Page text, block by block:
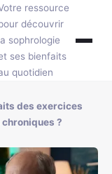
ressource
découvrir
sophrologie
ses bienfaits
quotidien
des exercices
?